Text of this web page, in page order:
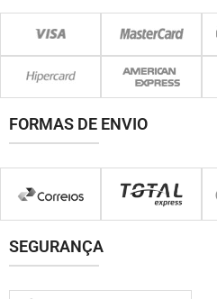
FORMAS DE ENVIO
SEGURANÇA